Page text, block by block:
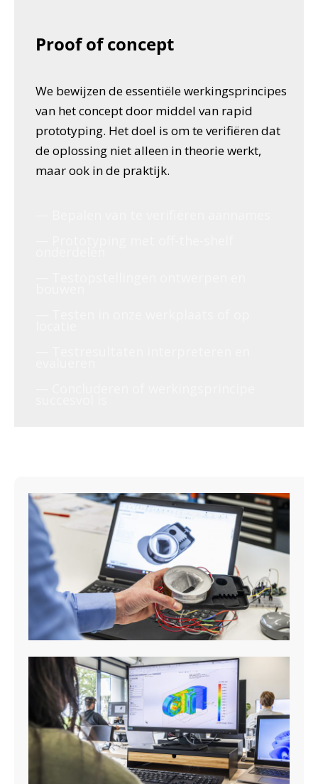
Proof of concept
We bewijzen de essentiële werkingsprincipes
van het concept door middel van rapid
prototyping. Het doel is om te verifiëren dat
de oplossing niet alleen in theorie werkt,
maar ook in de praktijk.